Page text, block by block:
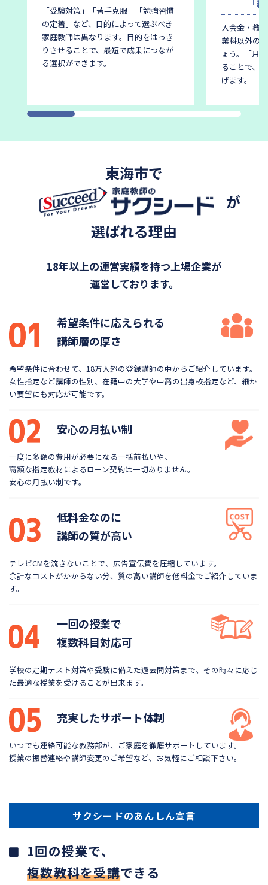
「受験対策」「苦手克服」「勉強習慣
の定着」など、目的によって選ぶべき
家庭教師は異なります。 目的をはっき
りさせることで、最短で成果につなが
る選択ができます。
入会金・教
業料以外の
ょう。
「月
ることで、
げます。
東海市で
が
選ばれる理由
18年以上の運営実績を持つ上場企業が
運営しております。
希望条件に応えられる
講師層の厚さ
希望条件に合わせて、18万人超の登録講師の中から ご紹介しています。
女性指定など講師の性別、在籍中の大学や中高の出身校指定など、細か
い要望にも対応が可能です。
安心の月払い制
一度に多額の費用が必要になる一括前払いや、
高額な指定教材によるローン契約は一切ありません。
安心の月払い制です。
低料金なのに
講師の質が高い
テレビCMを流さないことで、広告宣伝費を圧縮しています。
余計なコストがかからない分、質の高い講師を低料金でご紹介していま
す。
一回の授業で
複数科目対応可
学校の定期テスト対策や受験に備えた過去問対策まで、 その時々に応じ
た最適な授業を受けることが出来ます。
充実したサポート体制
いつでも連絡可能な教務部が、ご家庭を徹底サポートしています。
授業の振替連絡や講師変更のご希望など、お気軽にご相談下さい。
サクシードのあんしん宣言
1回の授業で、
複数教科を受講できる